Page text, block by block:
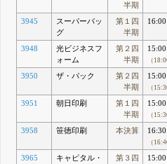
半期
3945
スーパーバッ
グ
第１四
半期
16:00
3948
光ビジネスフ
ォーム
第２四
半期
15:00
（
3950 ザ・パック
第２四
半期
15:00
（
3951 朝日印刷
第１四
半期
15:00
（
3958 笹徳印刷 本決算 16:30
（
3965
キャピタル・
第３四
15:00